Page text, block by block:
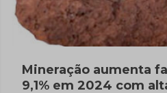
Mineração aumenta
9,1% em 2024 com